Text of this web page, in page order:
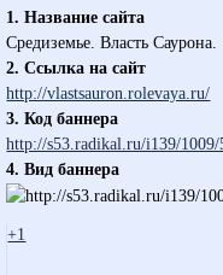
1. Название сайта
Средиземье. Власть Саурона.
2. Ссылка на сайт
http://vlastsauron.rolevaya.ru/
3. Код баннера
http://s53.radikal.ru/i139/
4. Вид баннера
+1